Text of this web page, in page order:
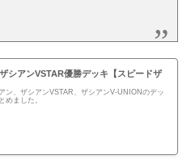
ザシアンVSTAR優勝デッキ【スピードザ
ン、ザシアンVSTAR、ザシアンV-UNIONのデッ
めました。